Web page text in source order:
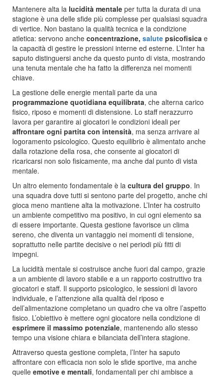
Mantenere alta la lucidità mentale per tutta la durata di una
stagione è una delle sfide più complesse per qualsiasi squadra
di vertice. Non bastano la qualità tecnica e la condizione
atletica: servono anche concentrazione, salute psicofisica e
la capacità di gestire le pressioni interne ed esterne. L’Inter ha
saputo distinguersi anche da questo punto di vista, mostrando
una tenuta mentale che ha fatto la differenza nei momenti
chiave.
La gestione delle energie mentali parte da una
programmazione quotidiana equilibrata, che alterna carico
fisico, riposo e momenti di distensione. Lo staff nerazzurro
lavora per garantire ai giocatori le condizioni ideali per
affrontare ogni partita con intensità, ma senza arrivare al
logoramento psicologico. Questo equilibrio è alimentato anche
dalla rotazione della rosa, che consente ai giocatori di
ricaricarsi non solo fisicamente, ma anche dal punto di vista
mentale.
Un altro elemento fondamentale è la cultura del gruppo. In
una squadra dove tutti si sentono parte del progetto, anche chi
gioca meno mantiene alta la motivazione. L’Inter ha costruito
un ambiente competitivo ma positivo, in cui ogni elemento sa
di essere importante. Questa gestione favorisce un clima
sereno, che diventa un vantaggio nei momenti di tensione,
soprattutto nelle partite decisive o nei periodi più fitti di
impegni.
La lucidità mentale si costruisce anche fuori dal campo, grazie
a un ambiente di lavoro stabile e a un rapporto costruttivo tra
giocatori e staff. Il supporto psicologico, le sessioni di lavoro
individuale, e l’attenzione alla qualità del riposo e
dell’alimentazione completano un quadro che va oltre l’aspetto
fisico. L’obiettivo è mettere ogni giocatore nella condizione di
esprimere il massimo potenziale, mantenendo allo stesso
tempo una visione chiara e bilanciata dell’intera stagione.
Attraverso questa gestione completa, l’Inter ha saputo
affrontare con efficacia non solo le sfide sportive, ma anche
quelle emotive e mentali, fondamentali per chi ambisce a